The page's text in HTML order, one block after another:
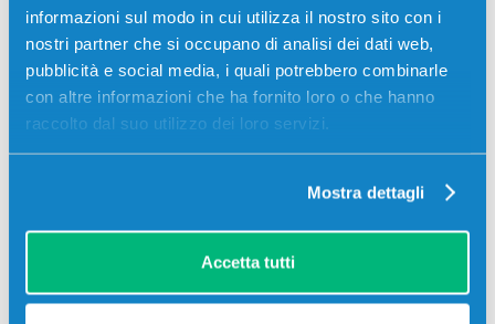
informazioni sul modo in cui utilizza il nostro sito con i
nostri partner che si occupano di analisi dei dati web,
pubblicità e social media, i quali potrebbero combinarle
con altre informazioni che ha fornito loro o che hanno
raccolto dal suo utilizzo dei loro servizi.
Mostra dettagli
Accetta tutti
Descrizione
Toner originale Ricoh 408218 407386 TYPESP352E
GIALLO 9000 pagine per Stampanti: Ricoh SP
C352DN